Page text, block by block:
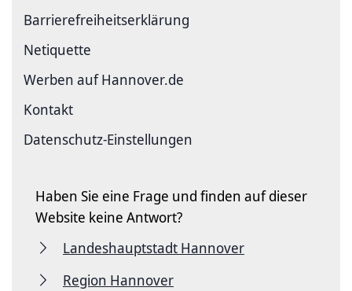
Barriere­freiheits­erklärung
Netiquette
Werben auf Hannover.de
Kontakt
Datenschutz-Einstellungen
Haben Sie eine Frage und finden auf dieser
Website keine Antwort?
Landeshauptstadt Hannover
Region Hannover